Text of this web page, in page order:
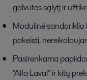
galvutės sąlytį ir
Modulinė sandariklio
pakeisti,
Pasirenkama
"Alfa Laval" ir kitų